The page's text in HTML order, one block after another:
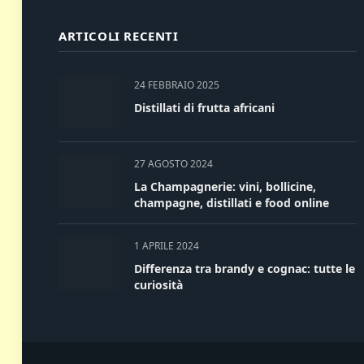
ARTICOLI RECENTI
24 FEBBRAIO 2025
Distillati di frutta africani
27 AGOSTO 2024
La Champagnerie: vini, bollicine,
champagne, distillati e food online
1 APRILE 2024
Differenza tra brandy e cognac: tutte le
curiosità